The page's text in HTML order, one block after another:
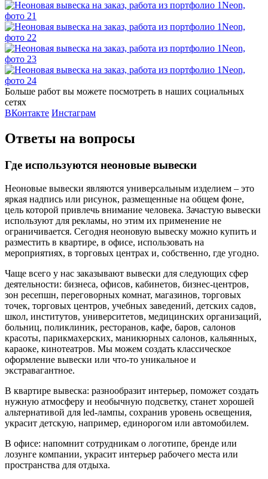
Больше работ вы можете посмотреть в наших социальных
сетях
ВКонтакте Инстаграм
Ответы на вопросы
Где используются неоновые вывески
Неоновые вывески являются универсальным изделием – это
яркая надпись или рисунок, размещенные на общем фоне,
цель которой привлечь внимание человека. Зачастую вывески
используют для рекламы, но этим их применение не
ограничивается. Сегодня неоновую вывеску можно купить и
разместить в квартире, в офисе, использовать на
мероприятиях, в торговых центрах и, собственно, где угодно.
Чаще всего у нас заказывают вывески для следующих сфер
деятельности: бизнеса, офисов, кабинетов, бизнес-центров,
зон ресепшн, переговорных комнат, магазинов, торговых
точек, торговых центров, учебных заведений, детских садов,
школ, институтов, университетов, медицинских организаций,
больниц, поликлиник, ресторанов, кафе, баров, салонов
красоты, парикмахерских, маникюрных салонов, кальянных,
караоке, кинотеатров. Мы можем создать классическое
оформление вывески или что-то уникальное и
экстравагантное.
В квартире вывеска: разнообразит интерьер, поможет создать
нужную атмосферу и необычную подсветку, станет хорошей
альтернативой для led-лампы, сохранив уровень освещения,
украсит детскую, например, единорогом или автомобилем.
В офисе: напомнит сотрудникам о логотипе, бренде или
лозунге компании, украсит интерьер рабочего места или
пространства для отдыха.